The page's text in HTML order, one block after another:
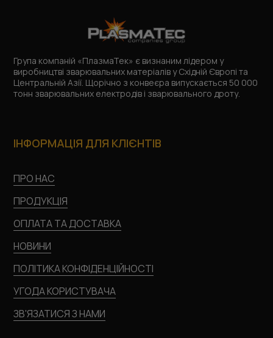
Група компаній «ПлазмаТек» є визнаним лідером у
виробництві зварювальних матеріалів у Східній Європі та
Центральній Азії. Щорічно з конвеєра випускається 50 000
тонн зварювальних електродів і зварювального дроту.
ІНФОРМАЦІЯ ДЛЯ КЛІЄНТІВ
ПРО НАС
ПРОДУКЦІЯ
ОПЛАТА ТА ДОСТАВКА
НОВИНИ
ПОЛІТИКА КОНФІДЕНЦІЙНОСТІ
УГОДА КОРИСТУВАЧА
ЗВ'ЯЗАТИСЯ З НАМИ